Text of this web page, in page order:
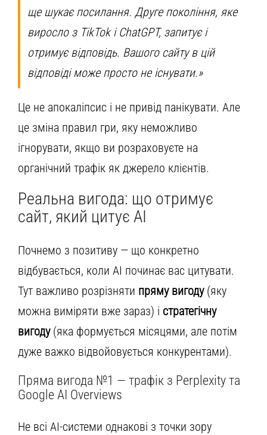
ще шукає посилання. Друге покоління, яке
виросло з TikTok і ChatGPT, запитує і
отримує відповідь. Вашого сайту в цій
відповіді може просто не існувати.»
Це не апокаліпсис і не привід панікувати. Але
це зміна правил гри, яку неможливо
ігнорувати, якщо ви розраховуєте на
органічний трафік як джерело клієнтів.
Реальна вигода: що отримує
сайт, який цитує AI
Почнемо з позитиву — що конкретно
відбувається, коли AI починає вас цитувати.
Тут важливо розрізняти пряму вигоду(яку
можна виміряти вже зараз) і стратегічну
вигоду(яка формується місяцями, але потім
дуже важко відвойовується конкурентами).
Пряма вигода №1 — трафік з Perplexity та
Google AI Overviews
Не всі AI-системи однакові з точки зору